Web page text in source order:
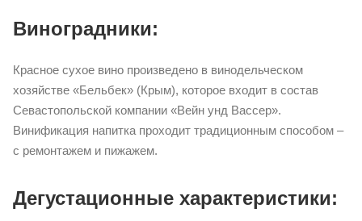
Виноградники:
Красное сухое вино произведено в винодельческом
хозяйстве «Бельбек» (Крым), которое входит в состав
Севастопольской компании «Вейн унд Вассер».
Винификация напитка проходит традиционным способом –
с ремонтажем и пижажем.
Дегустационные характеристики: